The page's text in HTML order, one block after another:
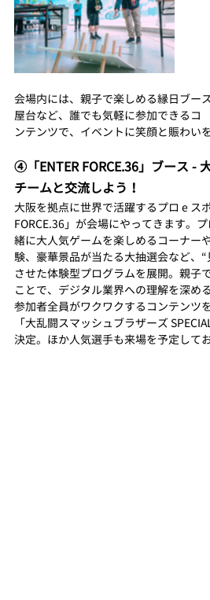
会場内には、親子で楽しめる縁日ブー
屋台など、誰でも気軽に参加できるコ
ンテンツで、イベントに笑顔と賑わい
④「ENTER FORCE.36」ブース -
チームと交流しよう！
大阪を拠点に世界で活躍するプロ e ス
FORCE.36」が会場にやってきます。
緒に大人気ゲームを楽しめるコーナー
験、豪華景品が当たる大抽選会など、
させた体験型プログラムを展開。親子
ことで、デジタル業界への理解を深め
参加者全員がワクワクするコンテンツ
「大乱闘スマッシュブラザーズ
決定。ほか人気選手も来場を予定してお